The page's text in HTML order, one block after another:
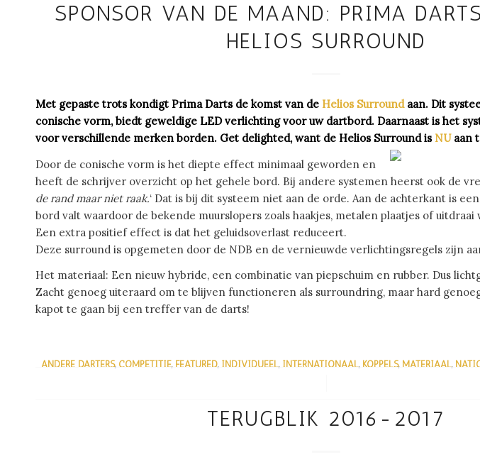
SPONSOR VAN DE MAAND: PRIMA
HELIOS SURROUND
Met gepaste trots kondigt Prima Darts de komst van de Helios Surroundaan. Dit
conische vorm, biedt geweldige LED verlichting voor uw dartbord. Daarnaast is het
voor verschillende merken borden. Get delighted, want de Helios Surround is NUaan
Door de conische vorm is het diepte effect minimaal geworden en
heeft de schrijver overzicht op het gehele bord. Bij andere systemen heerst ook de
de rand maar niet raak.‘ Dat is bij dit systeem niet aan de orde. Aan de achterkant is
bord valt waardoor de bekende muurslopers zoals haakjes, metalen plaatjes of
Een extra positief effect is dat het geluidsoverlast reduceert.
Deze surround is opgemeten door de NDB en de vernieuwde verlichtingsregels zijn
Het materiaal: Een nieuw hybride, een combinatie van piepschuim en rubber. Dus
Zacht genoeg uiteraard om te blijven functioneren als surroundring, maar hard
kapot te gaan bij een treffer van de darts!
ANDERE DARTERS, COMPETITIE, FEATURED, INDIVIDUEEL, INTERNATIONAAL, KOPPELS, MATERIAAL,
TERUGBLIK 2016-2017